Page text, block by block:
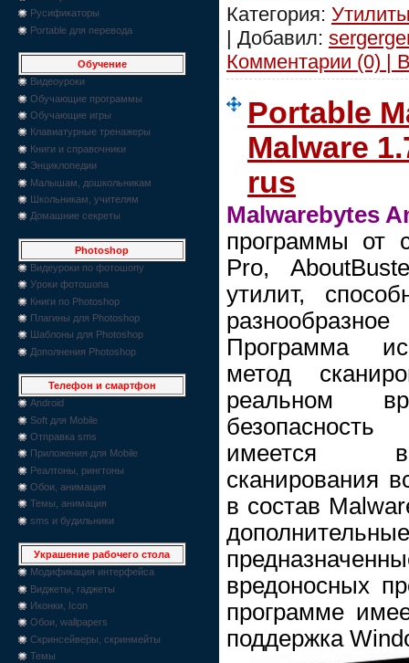
Русификаторы
Portable для перевода
Обучение
Видеоуроки
Обучающие программы
Обучающие игры
Клавиатурные тренажеры
Книги и справочники
Энциклопедии
Малышам, дошкольникам
Школьникам, учителям
Домашние секреты
Photoshop
Видеуроки по фотошопу
Уроки фотошопа
Книги по Photoshop
Плагины для Photoshop
Шаблоны для Photoshop
Дополнения Photoshop
Телефон и смартфон
Android
Soft для Mobile
Отправка sms
Приложения для Mobile
Реалтоны, рингтоны
Обои, анимация
Темы, анимация
sms и будильники
Украшение рабочего стола
Модификация интерфейса
Виджеты, гаджеты
Иконки, Icon
Обои, wallpapers
Скринсейверы, скринмейты
Темы
Категория:
| Добавил:
Комментарии (0) |
Portable
Malware
rus
Malwarebytes
программы от
Pro,
утилит,
Программа
метод
реальном
имеется
сканирования
в состав
вредоносных
программе
поддержка